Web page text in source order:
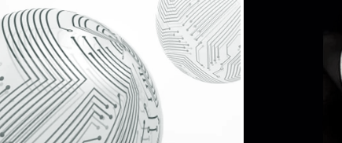
ร่วมมือกับชุมชน เพื่อความกินดีอยู่ดี
และความสุขอย่างยั่งยืน
มองปัญหาในภาพกว้าง
แก้ไขจากปัญหาจุดเล็กๆ